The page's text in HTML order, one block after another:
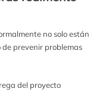
no solo están
prevenir problemas
del proyecto